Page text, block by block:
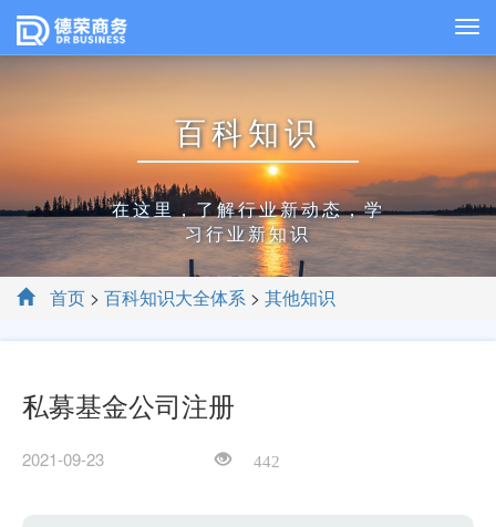
百科知识
在这里，了解行业新动态，学
习行业新知识
首页 > 百科知识大全体系 > 其他知识
私募基金公司注册
2021-09-23 442